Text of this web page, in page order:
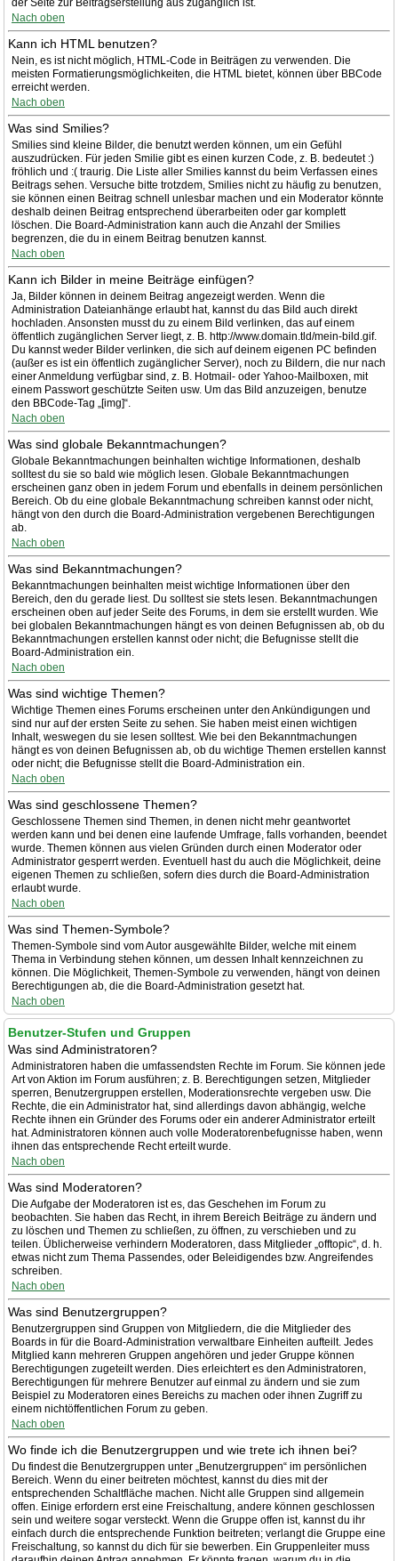
der Seite zur Beitragserstellung aus zugänglich ist.
Nach oben
Kann ich HTML benutzen?
Nein, es ist nicht möglich, HTML-Code in Beiträgen zu verwenden. Die
meisten Formatierungsmöglichkeiten, die HTML bietet, können über BBCode
erreicht werden.
Nach oben
Was sind Smilies?
Smilies sind kleine Bilder, die benutzt werden können, um ein Gefühl
auszudrücken. Für jeden Smilie gibt es einen kurzen Code, z. B. bedeutet :)
fröhlich und :( traurig. Die Liste aller Smilies kannst du beim Verfassen eines
Beitrags sehen. Versuche bitte trotzdem, Smilies nicht zu häufig zu benutzen,
sie können einen Beitrag schnell unlesbar machen und ein Moderator könnte
deshalb deinen Beitrag entsprechend überarbeiten oder gar komplett
löschen. Die Board-Administration kann auch die Anzahl der Smilies
begrenzen, die du in einem Beitrag benutzen kannst.
Nach oben
Kann ich Bilder in meine Beiträge einfügen?
Ja, Bilder können in deinem Beitrag angezeigt werden. Wenn die
Administration Dateianhänge erlaubt hat, kannst du das Bild auch direkt
hochladen. Ansonsten musst du zu einem Bild verlinken, das auf einem
öffentlich zugänglichen Server liegt, z. B. http://www.domain.tld/mein-bild.gif.
Du kannst weder Bilder verlinken, die sich auf deinem eigenen PC befinden
(außer es ist ein öffentlich zugänglicher Server), noch zu Bildern, die nur nach
einer Anmeldung verfügbar sind, z. B. Hotmail- oder Yahoo-Mailboxen, mit
einem Passwort geschützte Seiten usw. Um das Bild anzuzeigen, benutze
den BBCode-Tag „[img]“.
Nach oben
Was sind globale Bekanntmachungen?
Globale Bekanntmachungen beinhalten wichtige Informationen, deshalb
solltest du sie so bald wie möglich lesen. Globale Bekanntmachungen
erscheinen ganz oben in jedem Forum und ebenfalls in deinem persönlichen
Bereich. Ob du eine globale Bekanntmachung schreiben kannst oder nicht,
hängt von den durch die Board-Administration vergebenen Berechtigungen
ab.
Nach oben
Was sind Bekanntmachungen?
Bekanntmachungen beinhalten meist wichtige Informationen über den
Bereich, den du gerade liest. Du solltest sie stets lesen. Bekanntmachungen
erscheinen oben auf jeder Seite des Forums, in dem sie erstellt wurden. Wie
bei globalen Bekanntmachungen hängt es von deinen Befugnissen ab, ob du
Bekanntmachungen erstellen kannst oder nicht; die Befugnisse stellt die
Board-Administration ein.
Nach oben
Was sind wichtige Themen?
Wichtige Themen eines Forums erscheinen unter den Ankündigungen und
sind nur auf der ersten Seite zu sehen. Sie haben meist einen wichtigen
Inhalt, weswegen du sie lesen solltest. Wie bei den Bekanntmachungen
hängt es von deinen Befugnissen ab, ob du wichtige Themen erstellen kannst
oder nicht; die Befugnisse stellt die Board-Administration ein.
Nach oben
Was sind geschlossene Themen?
Geschlossene Themen sind Themen, in denen nicht mehr geantwortet
werden kann und bei denen eine laufende Umfrage, falls vorhanden, beendet
wurde. Themen können aus vielen Gründen durch einen Moderator oder
Administrator gesperrt werden. Eventuell hast du auch die Möglichkeit, deine
eigenen Themen zu schließen, sofern dies durch die Board-Administration
erlaubt wurde.
Nach oben
Was sind Themen-Symbole?
Themen-Symbole sind vom Autor ausgewählte Bilder, welche mit einem
Thema in Verbindung stehen können, um dessen Inhalt kennzeichnen zu
können. Die Möglichkeit, Themen-Symbole zu verwenden, hängt von deinen
Berechtigungen ab, die die Board-Administration gesetzt hat.
Nach oben
Benutzer-Stufen und Gruppen
Was sind Administratoren?
Administratoren haben die umfassendsten Rechte im Forum. Sie können jede
Art von Aktion im Forum ausführen; z. B. Berechtigungen setzen, Mitglieder
sperren, Benutzergruppen erstellen, Moderationsrechte vergeben usw. Die
Rechte, die ein Administrator hat, sind allerdings davon abhängig, welche
Rechte ihnen ein Gründer des Forums oder ein anderer Administrator erteilt
hat. Administratoren können auch volle Moderatorenbefugnisse haben, wenn
ihnen das entsprechende Recht erteilt wurde.
Nach oben
Was sind Moderatoren?
Die Aufgabe der Moderatoren ist es, das Geschehen im Forum zu
beobachten. Sie haben das Recht, in ihrem Bereich Beiträge zu ändern und
zu löschen und Themen zu schließen, zu öffnen, zu verschieben und zu
teilen. Üblicherweise verhindern Moderatoren, dass Mitglieder „offtopic“, d. h.
etwas nicht zum Thema Passendes, oder Beleidigendes bzw. Angreifendes
schreiben.
Nach oben
Was sind Benutzergruppen?
Benutzergruppen sind Gruppen von Mitgliedern, die die Mitglieder des
Boards in für die Board-Administration verwaltbare Einheiten aufteilt. Jedes
Mitglied kann mehreren Gruppen angehören und jeder Gruppe können
Berechtigungen zugeteilt werden. Dies erleichtert es den Administratoren,
Berechtigungen für mehrere Benutzer auf einmal zu ändern und sie zum
Beispiel zu Moderatoren eines Bereichs zu machen oder ihnen Zugriff zu
einem nichtöffentlichen Forum zu geben.
Nach oben
Wo finde ich die Benutzergruppen und wie trete ich ihnen bei?
Du findest die Benutzergruppen unter „Benutzergruppen“ im persönlichen
Bereich. Wenn du einer beitreten möchtest, kannst du dies mit der
entsprechenden Schaltfläche machen. Nicht alle Gruppen sind allgemein
offen. Einige erfordern erst eine Freischaltung, andere können geschlossen
sein und weitere sogar versteckt. Wenn die Gruppe offen ist, kannst du ihr
einfach durch die entsprechende Funktion beitreten; verlangt die Gruppe eine
Freischaltung, so kannst du dich für sie bewerben. Ein Gruppenleiter muss